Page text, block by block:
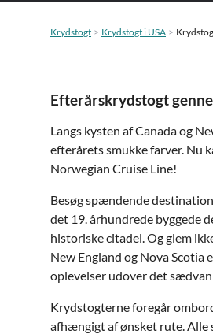
Krydstogt Krydstogt i USA
Efterårskrydstogt
Langs kysten af Canada og
efterårets smukke farver. Nu
Norwegian Cruise Line!
Besøg spændende
det 19. århundrede byggede
historiske citadel. Og glem
New England og Nova
oplevelser udover det
Krydstogterne foregår
afhængigt af ønsket rute. Alle